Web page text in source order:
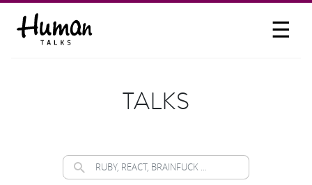
☰
PARTICIPER
TALKS